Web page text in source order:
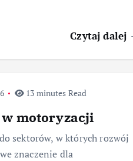
Czytaj dalej
13 minutes Read
motoryzacji
sektorów, w których rozwój
znaczenie dla